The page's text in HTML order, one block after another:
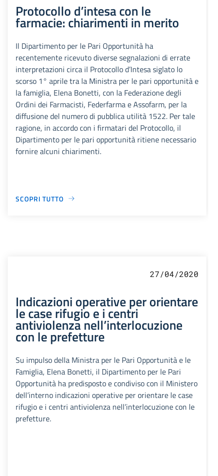
Protocollo d’intesa con le
farmacie: chiarimenti in merito
Il Dipartimento per le Pari Opportunità ha
recentemente ricevuto diverse segnalazioni di errate
interpretazioni circa il Protocollo d’Intesa siglato lo
scorso 1° aprile tra la Ministra per le pari opportunità e
la famiglia, Elena Bonetti, con la Federazione degli
Ordini dei Farmacisti, Federfarma e Assofarm, per la
diffusione del numero di pubblica utilità 1522. Per tale
ragione, in accordo con i firmatari del Protocollo, il
Dipartimento per le pari opportunità ritiene necessario
fornire alcuni chiarimenti.
SCOPRI TUTTO
27/04/2020
Indicazioni operative per orientare
le case rifugio e i centri
antiviolenza nell’interlocuzione
con le prefetture
Su impulso della Ministra per le Pari Opportunità e le
Famiglia, Elena Bonetti, il Dipartimento per le Pari
Opportunità ha predisposto e condiviso con il Ministero
dell’interno indicazioni operative per orientare le case
rifugio e i centri antiviolenza nell’interlocuzione con le
prefetture.